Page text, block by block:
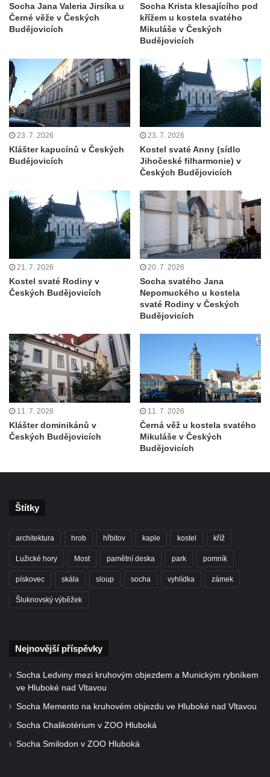
Riedlova hrobka v Desné
Kaple svaté Alžběty Durynské v Dolních
Márnice nového hřbitova ve Starých
Křečanech
Bývalá márnice u hřbitova v Dubé
Kostel Nalezení svatého Kříže v Dubé
Kostel Nanebevzetí Panny Marie v
Úněticích
Kostel svatého Klementa v Levém Hradci
Polsko)
Skalní kaple Nejsvětější Trojice u Česká
Kamenice
Kostel svatého Vendelína v Perštejně
Kostel Nejsvětější Trojice v Klášterci nad
Ohří
Evangelická modlitebna u autobusového
Hřbitovní kaple ve Velkém Šenově
Kaple svaté Apolónie v Cítolibech
Kostel svatého Jakuba Většího v Cítolibech
Márnice na hřbitově v Chlumčanech
Kostel svatého Klementa ve Chlumčanech
Kaple svatého Václava ve Vlčí
Kaple svatého Floriána ve Veltěži
Kaple západně od Veltěž u silnice do
Výklenková kaple u silnice jižně od Hřivic
Kostel svatého Jakuba ve Hřivicích
Kaple svatého Vavřince na návsi v
Touchovicích
Kaple svatého Rocha na zvířecím hřbitově v
Kaple v zahradě domu čp. 55 v Jimlíně
Socha Jana Valeria Jirsíka u
Černé věže v Českých
Budějovicích
Socha Krista klesajícího pod
křížem u kostela svatého
Mikuláše v Českých
Budějovicích
23. 7. 2026
Klášter kapucínů v Českých
Budějovicích
23. 7. 2026
Kostel svaté Anny (sídlo
Jihočeské filharmonie) v
Českých Budějovicích
21. 7. 2026
Kostel svaté Rodiny v
Českých Budějovicích
20. 7. 2026
Socha svatého Jana
Nepomuckého u kostela
svaté Rodiny v Českých
Budějovicích
11. 7. 2026
Klášter dominikánů v
Českých Budějovicích
11. 7. 2026
Černá věž u kostela svatého
Mikuláše v Českých
Budějovicích
Štítky
architektura hrob hřbitov kaple kostel kříž
Lužické hory Most pamětní deska park pomník
pískovec skála sloup socha vyhlídka zámek
Šluknovský výběžek
Nejnovější příspěvky
Socha Ledviny mezi kruhovým objezdem a Munickým rybníkem
ve Hluboké nad Vltavou
Socha Memento na kruhovém objezdu ve Hluboké nad Vltavou
Socha Chalikotérium v ZOO Hluboká
Socha Smilodon v ZOO Hluboká